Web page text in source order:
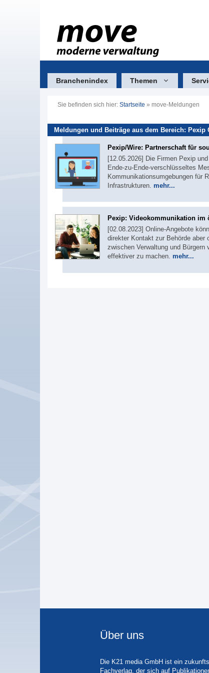
Branchenindex Themen
Sie befinden sich hier: Startseite » move-Meldungen
Meldungen und Beiträge aus dem Bereich: Pexip
Pexip/Wire: Partnerschaft für
[12.05.2026] Die Firmen Pexip
Ende-zu-Ende-verschlüsseltes
Kommunikationsumgebungen für
Infrastrukturen. mehr...
Pexip: Videokommunikation im
[02.08.2023] Online-Angebote
direkter Kontakt zur Behörde aber
zwischen Verwaltung und
effektiver zu machen. mehr...
Über uns
Die K21 media GmbH ist ein
Fachverlag, der sich auf